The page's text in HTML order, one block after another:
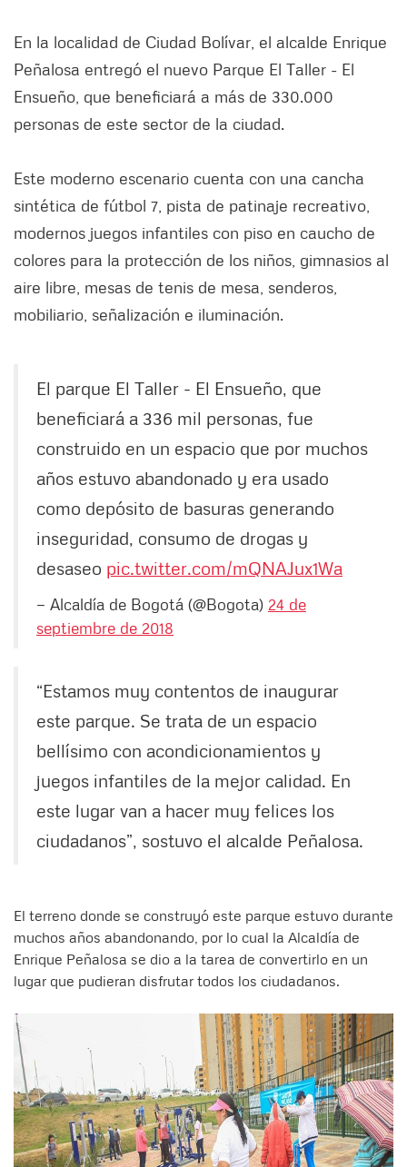
En la localidad de Ciudad Bolívar, el alcalde Enrique
Peñalosa entregó el nuevo Parque El Taller - El
Ensueño, que beneficiará a más de 330.000
personas de este sector de la ciudad.
Este moderno escenario cuenta con una cancha
sintética de fútbol 7, pista de patinaje recreativo,
modernos juegos infantiles con piso en caucho de
colores para la protección de los niños, gimnasios al
aire libre, mesas de tenis de mesa, senderos,
mobiliario, señalización e iluminación.
El parque El Taller - El Ensueño, que
beneficiará a 336 mil personas, fue
construido en un espacio que por muchos
años estuvo abandonado y era usado
como depósito de basuras generando
inseguridad, consumo de drogas y
desaseo pic.twitter.com/mQNAJux1Wa
— Alcaldía de Bogotá (@Bogota) 24 de
septiembre de 2018
“Estamos muy contentos de inaugurar
este parque. Se trata de un espacio
bellísimo con acondicionamientos y
juegos infantiles de la mejor calidad. En
este lugar van a hacer muy felices los
ciudadanos”, sostuvo el alcalde Peñalosa.
El terreno donde se construyó este parque estuvo durante
muchos años abandonando, por lo cual la Alcaldía de
Enrique Peñalosa se dio a la tarea de convertirlo en un
lugar que pudieran disfrutar todos los ciudadanos.